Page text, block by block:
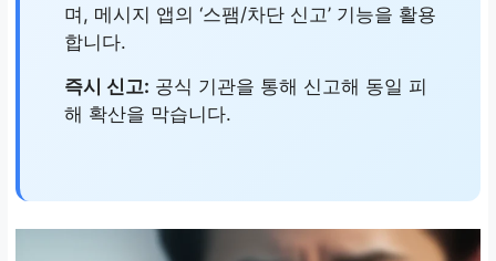
며, 메시지 앱의 ‘스팸/차단 신고’ 기능을 활용
합니다.
즉시 신고: 공식 기관을 통해 신고해 동일 피
해 확산을 막습니다.